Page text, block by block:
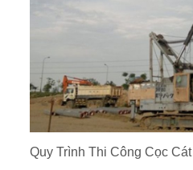
Quy Trình Thi Công Cọc Cát